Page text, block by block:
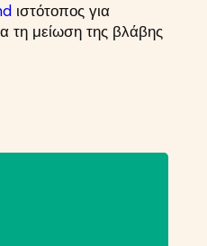
ιστότοπος για
τη μείωση της βλάβης